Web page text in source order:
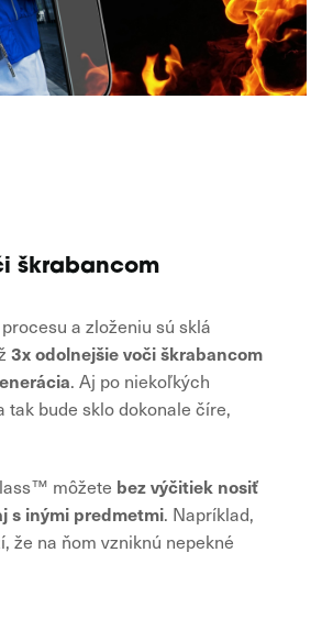
škrabancom
a zloženiu sú sklá
3x odolnejšie voči škrabancom
. Aj po niekoľkých
bude sklo dokonale číre,
môžete bez výčitiek nosiť
s inými predmetmi. Napríklad,
že na ňom vzniknú nepekné